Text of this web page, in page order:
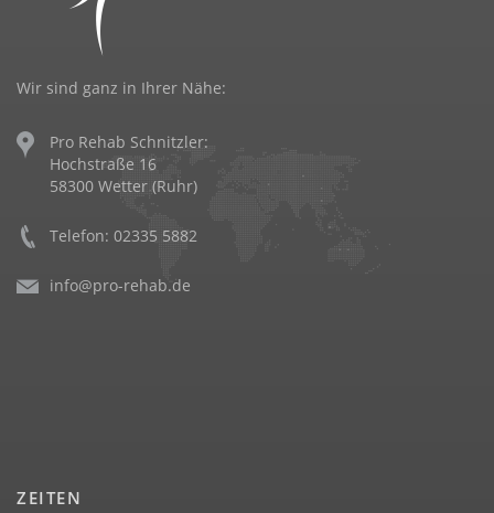
Wir sind ganz in Ihrer Nähe:
Pro Rehab Schnitzler:
Hochstraße 16
58300 Wetter (Ruhr)
Telefon: 02335 5882
info@pro-rehab.de
ZEITEN